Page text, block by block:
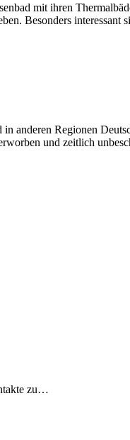
mit ihren
Besonders interessant
anderen Regionen
und zeitlich
zu…